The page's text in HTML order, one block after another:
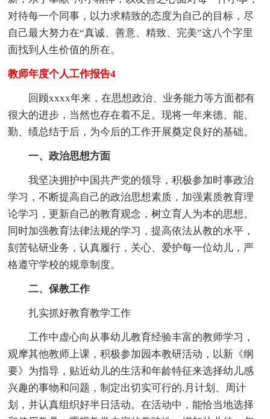
对待每一个同事，以力求精致的态度为自己的目标，尽
自己最大努力在“真诚、善意、精致、完美”这八个字里
面找到人生价值的所在。
教师年度个人工作报告4
回顾xxxx年来，在思想政治、业务能力等方面都有
很大的进步，当然也存在着不足。现将一年来德、能、
勤、绩总结于后，为今后的工作开展奠定良好的基础。
一、政治思想方面
我坚决拥护中国共产党的领导，积极参加时事政治
学习，不断提高自己的政治思想素质，加强素质教育理
论学习，更新自己的教育观念，树立育人为本的思想。
同时加强教育法律法规的学习，提高依法从教的水平，
刻苦钻研业务，认真履行，关心、爱护每一位幼儿，严
格遵守学校的规章制度。
二、保教工作
扎实抓好教育教学工作
工作中虚心向从事幼儿教育经验丰富的教师学习，
观摩其他教师上课，积极参加园本教研活动，以新《纲
要》为指导，贴近幼儿的生活和年龄特征来选择幼儿感
兴趣的事物和问题，制定出切实可行的.月计划、周计
划，并认真组织好半日活动。在活动中，能恰当地选择